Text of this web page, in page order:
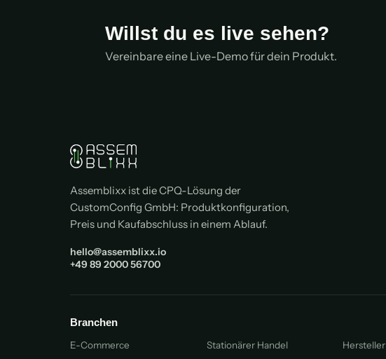
Willst du es live sehen?
Vereinbare eine Live-Demo für dein Produkt.
Assemblixx ist die CPQ-Lösung der
CustomConfig GmbH: Produktkonfiguration,
Preis und Kaufabschluss in einem Ablauf.
hello@assemblixx.io
+49 89 2000 56700
Branchen
E-Commerce Stationärer Handel Hersteller